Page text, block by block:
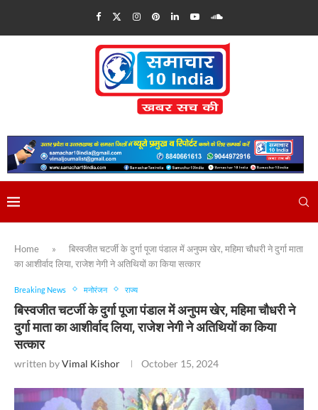
Home »
बिस्वजीत चटर्जी के दुर्गा पूजा पंडाल में अनुपम खेर, महिमा चौधरी ने दुर्गा माता
का आशीर्वाद लिया, राजेश नेगी ने अतिथियों का किया सत्कार
Breaking News मनोरंजन राज्य
बिस्वजीत चटर्जी के दुर्गा पूजा पंडाल में अनुपम खेर, महिमा चौधरी ने
दुर्गा माता का आशीर्वाद लिया, राजेश नेगी ने अतिथियों का किया
सत्कार
written byVimal Kishor October 15, 2024